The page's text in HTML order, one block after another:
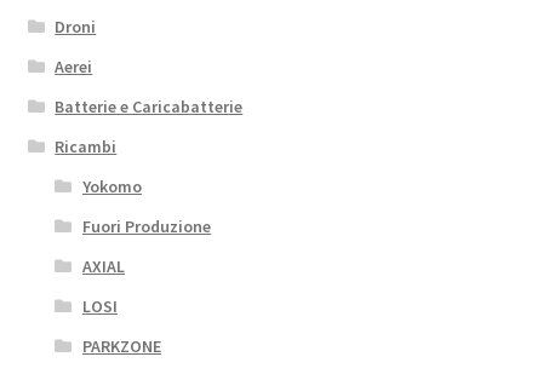
Droni
Aerei
Batterie e Caricabatterie
Ricambi
Yokomo
Fuori Produzione
AXIAL
LOSI
PARKZONE